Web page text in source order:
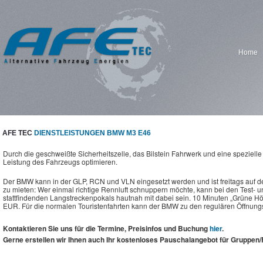
Home
Durch die geschweißte Sicherheitszelle, das Bilstein Fahrwerk und eine
Leistung des Fahrzeugs optimieren.
Der BMW kann in der GLP, RCN und VLN eingesetzt werden und ist freitags auf
zu mieten: Wer einmal richtige Rennluft schnuppern möchte, kann bei den Test-
stattfindenden Langstreckenpokals hautnah mit dabei sein. 10 Minuten „Grüne
EUR. Für die normalen Touristenfahrten kann der BMW zu den regulären
Kontaktieren Sie uns für die Termine, Preisinfos und Buchunghier.
Gerne erstellen wir Ihnen auch Ihr kostenloses Pauschalangebot für
AFE TEC DIENSTLEISTUNGEN BMW M3 E46